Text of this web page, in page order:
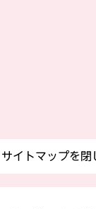
サイトマップを閉